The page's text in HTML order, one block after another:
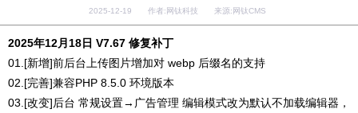
2025-12-19 作者:网钛科技 来源:网钛CMS
2025年12月18日 V7.67 修复补丁
01.[新增]前后台上传图片增加对 webp 后缀名的支持
02.[完善]兼容PHP 8.5.0 环境版本
03.[改变]后台 常规设置→广告管理 编辑模式改为默认不加载编辑器，